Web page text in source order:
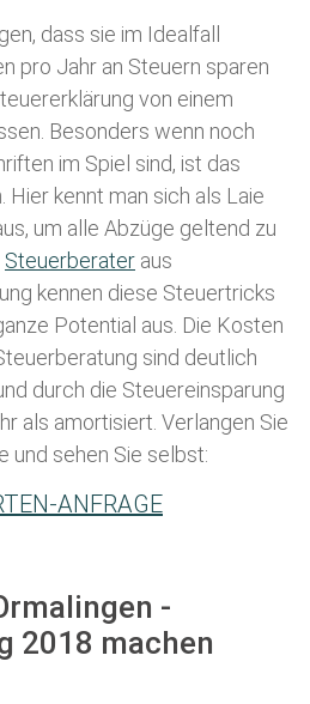
dass sie im Idealfall
pro Jahr an Steuern sparen
von einem
. Besonders wenn noch
im Spiel sind, ist das
kennt man sich als Laie
um alle Abzüge geltend zu
Steuerberater aus
kennen diese Steuertricks
Potential aus. Die Kosten
sind deutlich
durch die Steuereinsparung
als amortisiert. Verlangen Sie
und sehen Sie selbst:
ANFRAGE
-
2018 machen